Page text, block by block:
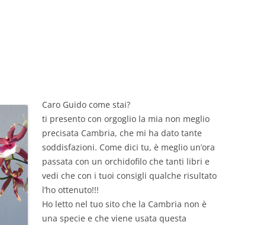
Caro Guido come stai?
ti presento con orgoglio la mia non meglio
precisata Cambria, che mi ha dato tante
soddisfazioni. Come dici tu, è meglio un’ora
passata con un orchidofilo che tanti libri e
vedi che con i tuoi consigli qualche risultato
l’ho ottenuto!!!
Ho letto nel tuo sito che la Cambria non è
una specie e che viene usata questa